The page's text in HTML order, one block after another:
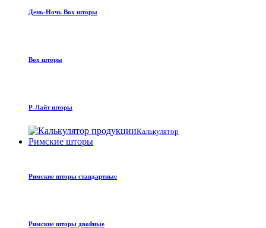
День-Ночь Box шторы
Box шторы
Р-Лайт шторы
Калькулятор
Римские шторы
Римские шторы стандартные
Римские шторы двойные